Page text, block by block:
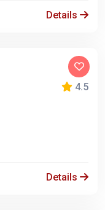
Details
4.5
Details